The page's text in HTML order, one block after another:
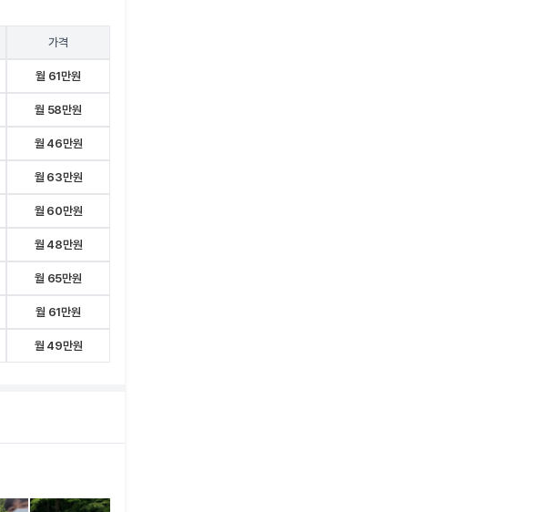
가격
월 61만원
월 58만원
월 46만원
월 63만원
월 60만원
월 48만원
월 65만원
월 61만원
월 49만원